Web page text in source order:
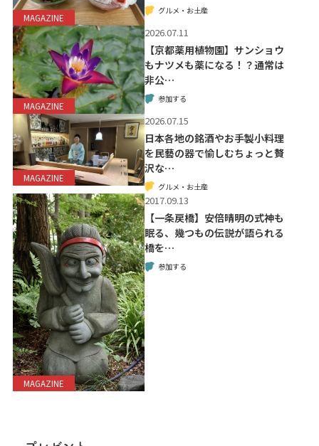
MAGAZINE
グルメ・お土産
MAGAZINE
2026.07.11
【京都薬用植物園】サンショウ
もナツメも薬になる！？通常は
非公…
参加する
MAGAZINE
2026.07.15
日本各地の銘酒やお手製小料理
を民藝の器で愉しむちょっと贅
沢な…
グルメ・お土産
MAGAZINE
2017.09.13
【一条戻橋】安倍晴明の式神も
眠る、幾つもの伝説が語られる
橋を…
参加する